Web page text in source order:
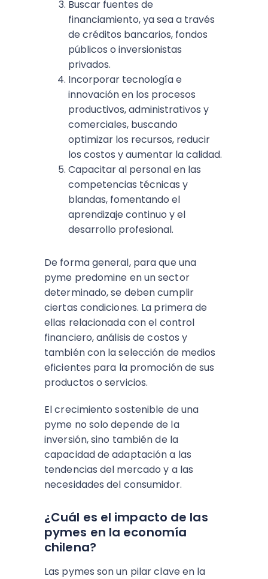
Buscar fuentes de
financiamiento, ya sea a través
de créditos bancarios, fondos
públicos o inversionistas
privados.
Incorporar tecnología e
innovación en los procesos
productivos, administrativos y
comerciales, buscando
optimizar los recursos, reducir
los costos y aumentar la calidad.
Capacitar al personal en las
competencias técnicas y
blandas, fomentando el
aprendizaje continuo y el
desarrollo profesional.
De forma general, para que una
pyme predomine en un sector
determinado, se deben cumplir
ciertas condiciones. La primera de
ellas relacionada con el control
financiero, análisis de costos y
también con la selección de medios
eficientes para la promoción de sus
productos o servicios.
El crecimiento sostenible de una
pyme no solo depende de la
inversión, sino también de la
capacidad de adaptación a las
tendencias del mercado y a las
necesidades del consumidor.
¿Cuál es el impacto de las
pymes en la economía
chilena?
Las pymes son un pilar clave en la